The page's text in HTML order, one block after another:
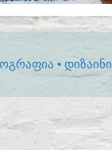
• ᲓᲘᲖᲐᲘᲜᲘ